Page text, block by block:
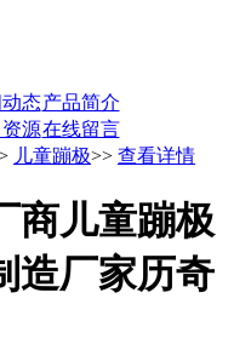
态产品简介
资源在线留言
儿童蹦极>> 查看详情
商儿童蹦极
造厂家历奇